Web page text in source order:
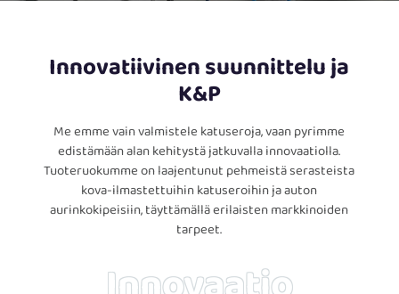
Innovatiivinen suunnittelu ja
K&P
Me emme vain valmistele katuseroja, vaan pyrimme
edistämään alan kehitystä jatkuvalla innovaatiolla.
Tuoteruokumme on laajentunut pehmeistä serasteista
kova-ilmastettuihin katuseroihin ja auton
aurinkokipeisiin, täyttämällä erilaisten markkinoiden
tarpeet.